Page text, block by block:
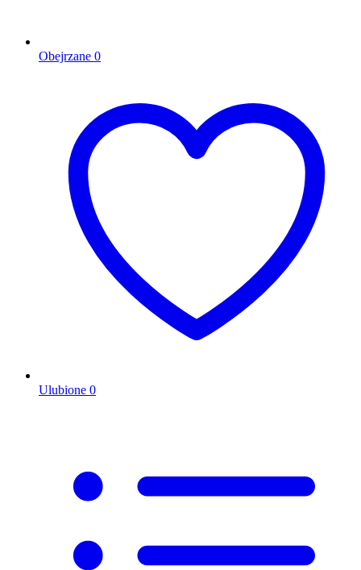
Obejrzane 0
Ulubione 0